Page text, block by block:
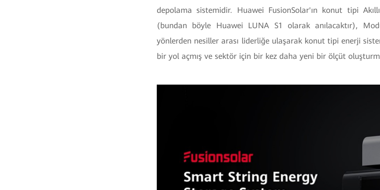
depolama sistemidir. Huawei FusionSolar'ın konut tipi
(bundan böyle Huawei LUNA S1 olarak anılacaktır),
yönlerden nesiller arası liderliğe ulaşarak konut tipi enerji
bir yol açmış ve sektör için bir kez daha yeni bir ölçüt